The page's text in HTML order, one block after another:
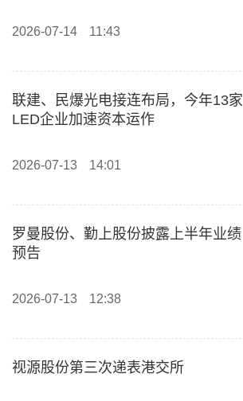
2026-07-14 11:43
联建、民爆光电接连布局，今年13家
LED企业加速资本运作
2026-07-13 14:01
罗曼股份、勤上股份披露上半年业绩
预告
2026-07-13 12:38
视源股份第三次递表港交所